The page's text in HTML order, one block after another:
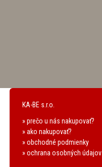
KA-BE s.r.o.
» prečo u nás nakupovať?
» ako nakupovať?
» obchodné podmienky
» ochrana osobných údajov